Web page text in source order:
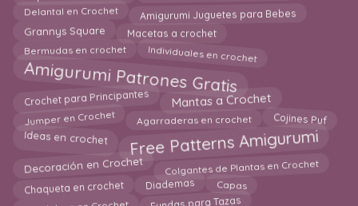
Delantal en Crochet Amigurumi Juguetes para Bebes
Grannys Square Macetas a crochet
Bermudas en crochet Individuales en crochet
Amigurumi Patrones Gratis
Crochet para Principantes Mantas a Crochet
Jumper en Crochet Agarraderas en crochet Cojines Puf
Ideas en crochet Free Patterns Amigurumi
Decoración en Crochet Colgantes de Plantas en Crochet
Chaqueta en crochet Diademas Capas